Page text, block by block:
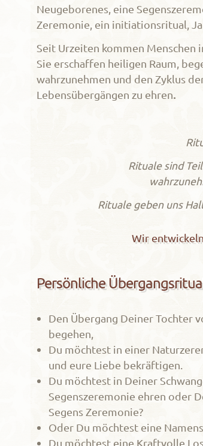
Neugeborenes, eine
Zeremonie, ein initiationsritual,
Seit Urzeiten kommen Menschen
Sie erschaffen heiligen Raum,
wahrzunehmen und den Zyklus
Lebensübergängen zu ehren.
Rituale sind
Rituale geben uns
Wir
Persönliche
Den Übergang Deiner Tochter
begehen,
Du möchtest in einer
und eure Liebe bekräftigen.
Du möchtest in Deiner
Segenszeremonie ehren oder
Segens Zeremonie?
Oder Du möchtest eine
Du möchtest eine Kraftvolle